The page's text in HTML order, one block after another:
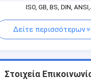
ISO, GB, BS, DIN,
Δείτε περισσότερων
Στοιχεία